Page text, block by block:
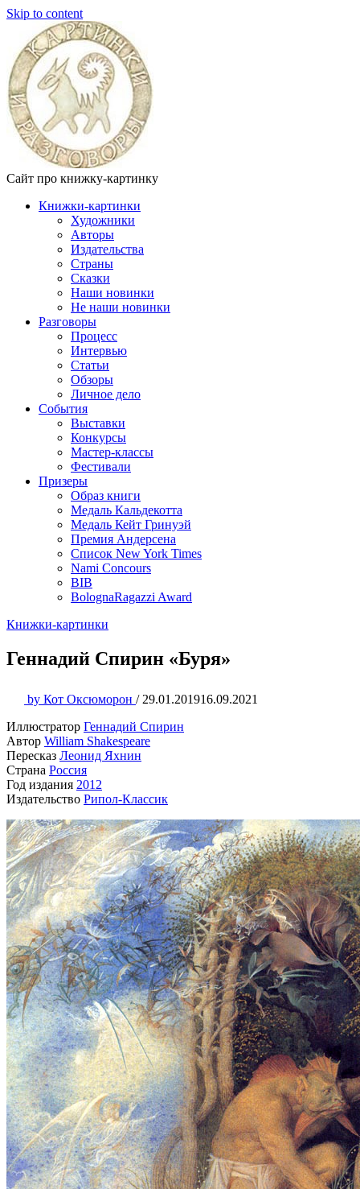
Skip to content
Сайт про книжку-картинку
Книжки-картинки
Художники
Авторы
Издательства
Страны
Сказки
Наши новинки
Не наши новинки
Разговоры
Процесс
Интервью
Статьи
Обзоры
Личное дело
События
Выставки
Конкурсы
Мастер-классы
Фестивали
Призеры
Образ книги
Медаль Кальдекотта
Медаль Кейт Гринуэй
Премия Андерсена
Список New York Times
Nami Concours
BIB
BolognaRagazzi Award
Книжки-картинки
Геннадий Спирин «Буря»
by Кот Оксюморон / 29.01.201916.09.2021
Иллюстратор Геннадий Спирин
Автор William Shakespeare
Пересказ Леонид Яхнин
Страна Россия
Год издания 2012
Издательство Рипол-Классик